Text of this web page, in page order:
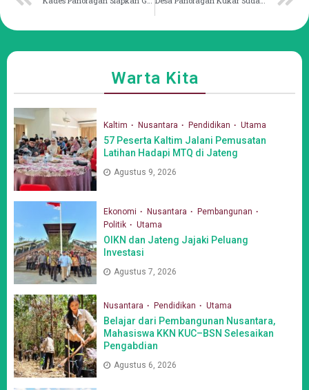
Warta Kita
Kaltim Nusantara Pendidikan Utama
57 Peserta Kaltim Jalani Pemusatan
Latihan Hadapi MTQ di Jateng
Agustus 9, 2026
Ekonomi Nusantara
Pembangunan
Politik
Utama
OIKN dan Jateng Jajaki Peluang
Investasi
Agustus 7, 2026
Nusantara Pendidikan Utama
Belajar dari Pembangunan Nusantara,
Mahasiswa KKN KUC–BSN Selesaikan
Pengabdian
Agustus 6, 2026